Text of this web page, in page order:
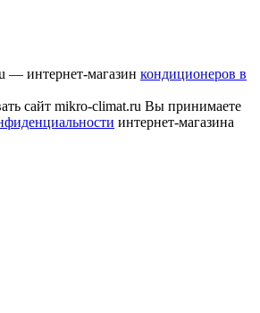
— интернет-магазин кондиционеров в
сайт mikro-climat.ru Вы принимаете
интернет-магазина